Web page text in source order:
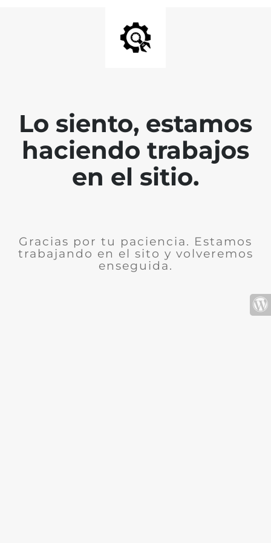
Lo siento, estamos
haciendo trabajos
en el sitio.
Gracias por tu paciencia. Estamos
trabajando en el sito y volveremos
enseguida.